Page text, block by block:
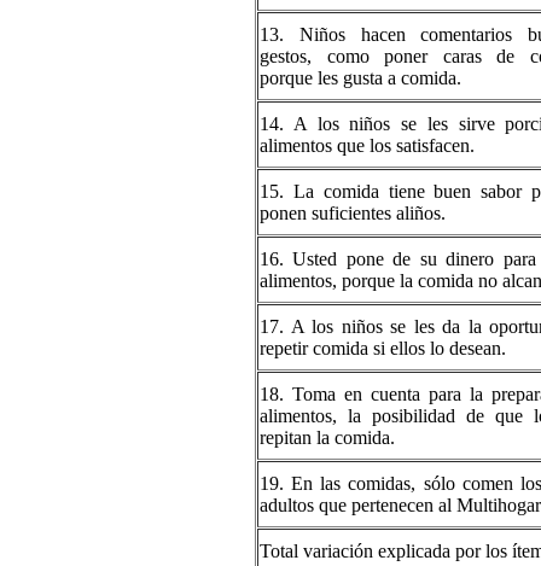
13. Niños hacen comentarios
gestos, como poner caras de
porque les gusta a comida.
14. A los niños se les sirve
alimentos que los satisfacen.
15. La comida tiene buen sabor
ponen suficientes aliños.
16. Usted pone de su dinero para
alimentos, porque la comida no
17. A los niños se les da la
repetir comida si ellos lo desean.
18. Toma en cuenta para la
alimentos, la posibilidad de que
repitan la comida.
19. En las comidas, sólo comen
adultos que pertenecen al
Total variación explicada por los